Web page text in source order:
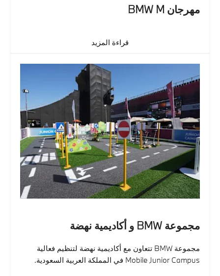
مهرجان BMW M
قراءة المزيد
مجموعة BMW و أكاديمية نهضة
مجموعة BMW تتعاون مع أكاديمية نهضة لتنظيم فعالية
Mobile Junior Campus في المملكة العربية السعودية.